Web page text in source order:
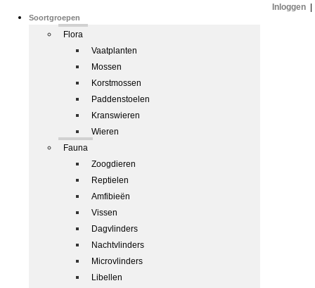
Soortgroepen
Flora
Vaatplanten
Mossen
Korstmossen
Paddenstoelen
Kranswieren
Wieren
Fauna
Zoogdieren
Reptielen
Amfibieën
Vissen
Dagvlinders
Nachtvlinders
Microvlinders
Libellen
Inloggen